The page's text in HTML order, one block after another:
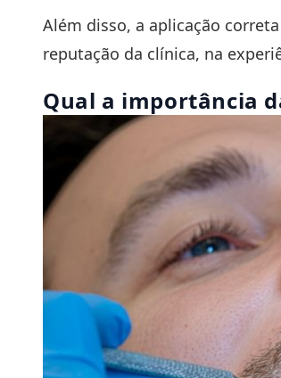
Além disso, a aplicação
reputação da clínica, na
Qual a importância